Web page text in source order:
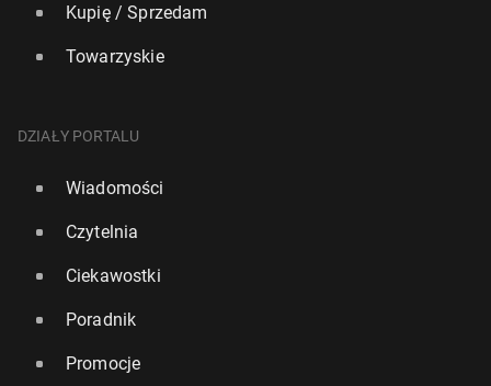
GamStop Expla­ined: A Guide for Polish Re­si­dents
6 lipca • Artykuł sponsorowany
Kupię / Sprzedam
Towarzyskie
DZIAŁY PORTALU
Wiadomości
Czytelnia
Ciekawostki
Poradnik
Promocje